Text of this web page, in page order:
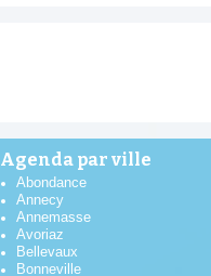
Agenda par ville
Abondance
Annecy
Annemasse
Avoriaz
Bellevaux
Bonneville